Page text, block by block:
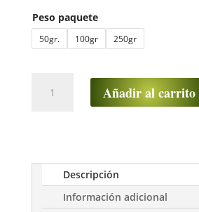
Peso paquete
50gr. 100gr 250gr
Rojos
cantidad
Añadir al carrito
Descripción
Información adicional